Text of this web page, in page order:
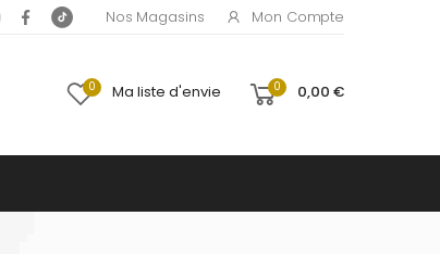
Nos Magasins Mon Compte
0 Ma liste d'envie 0 0,00 €